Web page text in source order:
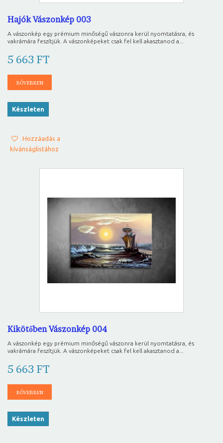
Hajók Vászonkép 003
A vászonkép egy prémium minőségű vászonra kerül nyomtatásra, és
vakrámára feszítjük. A vászonképeket csak fel kell akasztanod a...
5 663 FT
BŐVEBBEN
Készleten
Hozzáadás a
kívánságlistához
Kikötőben Vászonkép 004
A vászonkép egy prémium minőségű vászonra kerül nyomtatásra, és
vakrámára feszítjük. A vászonképeket csak fel kell akasztanod a...
5 663 FT
BŐVEBBEN
Készleten